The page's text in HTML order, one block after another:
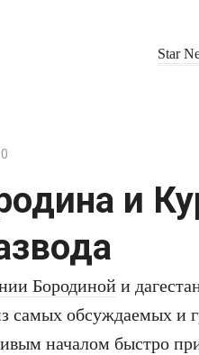
Star
0
и
Бородиной и
самых обсуждаемых и
началом быстро